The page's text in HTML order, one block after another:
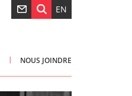
EN
NOUS JOINDRE